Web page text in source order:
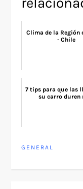
Clima de la Región
- Chile
7 tips para que las
su carro duren
GENERAL